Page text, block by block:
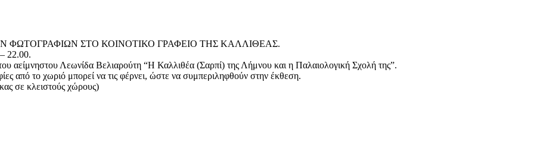
ΦΩΤΟΓΡΑΦΙΩΝ ΣΤΟ ΚΟΙΝΟΤΙΚΟ ΓΡΑΦΕΙΟ ΤΗΣ ΚΑΛΛΙΘΕΑΣ.
22.00.
αείμνηστου Λεωνίδα Βελιαρούτη “Η Καλλιθέα (Σαρπί) της Λήμνου και η Παλαιολογική Σχολή της”.
από το χωριό μπορεί να τις φέρνει, ώστε να συμπεριληφθούν στην έκθεση.
σε κλειστούς χώρους)